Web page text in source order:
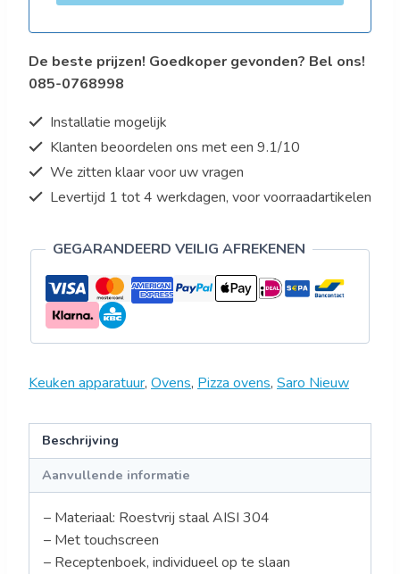
De beste prijzen! Goedkoper gevonden? Bel ons!
085-0768998
Installatie mogelijk
Klanten beoordelen ons met een 9.1/10
We zitten klaar voor uw vragen
Levertijd 1 tot 4 werkdagen, voor voorraadartikelen
GEGARANDEERD VEILIG AFREKENEN
Keuken apparatuur, Ovens, Pizza ovens, Saro Nieuw
Beschrijving
Aanvullende informatie
– Materiaal: Roestvrij staal AISI 304
– Met touchscreen
– Receptenboek, individueel op te slaan